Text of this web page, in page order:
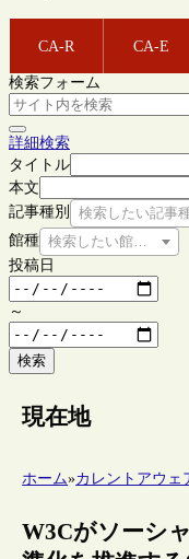
CA-R CA-E
検索フォーム
詳細検索
タイトル
本文
記事種別
検索したい記事
館種 検索したい館種を選
投稿日
～
検索
現在地
ホーム»カレントアウェ
W3Cがソーシ